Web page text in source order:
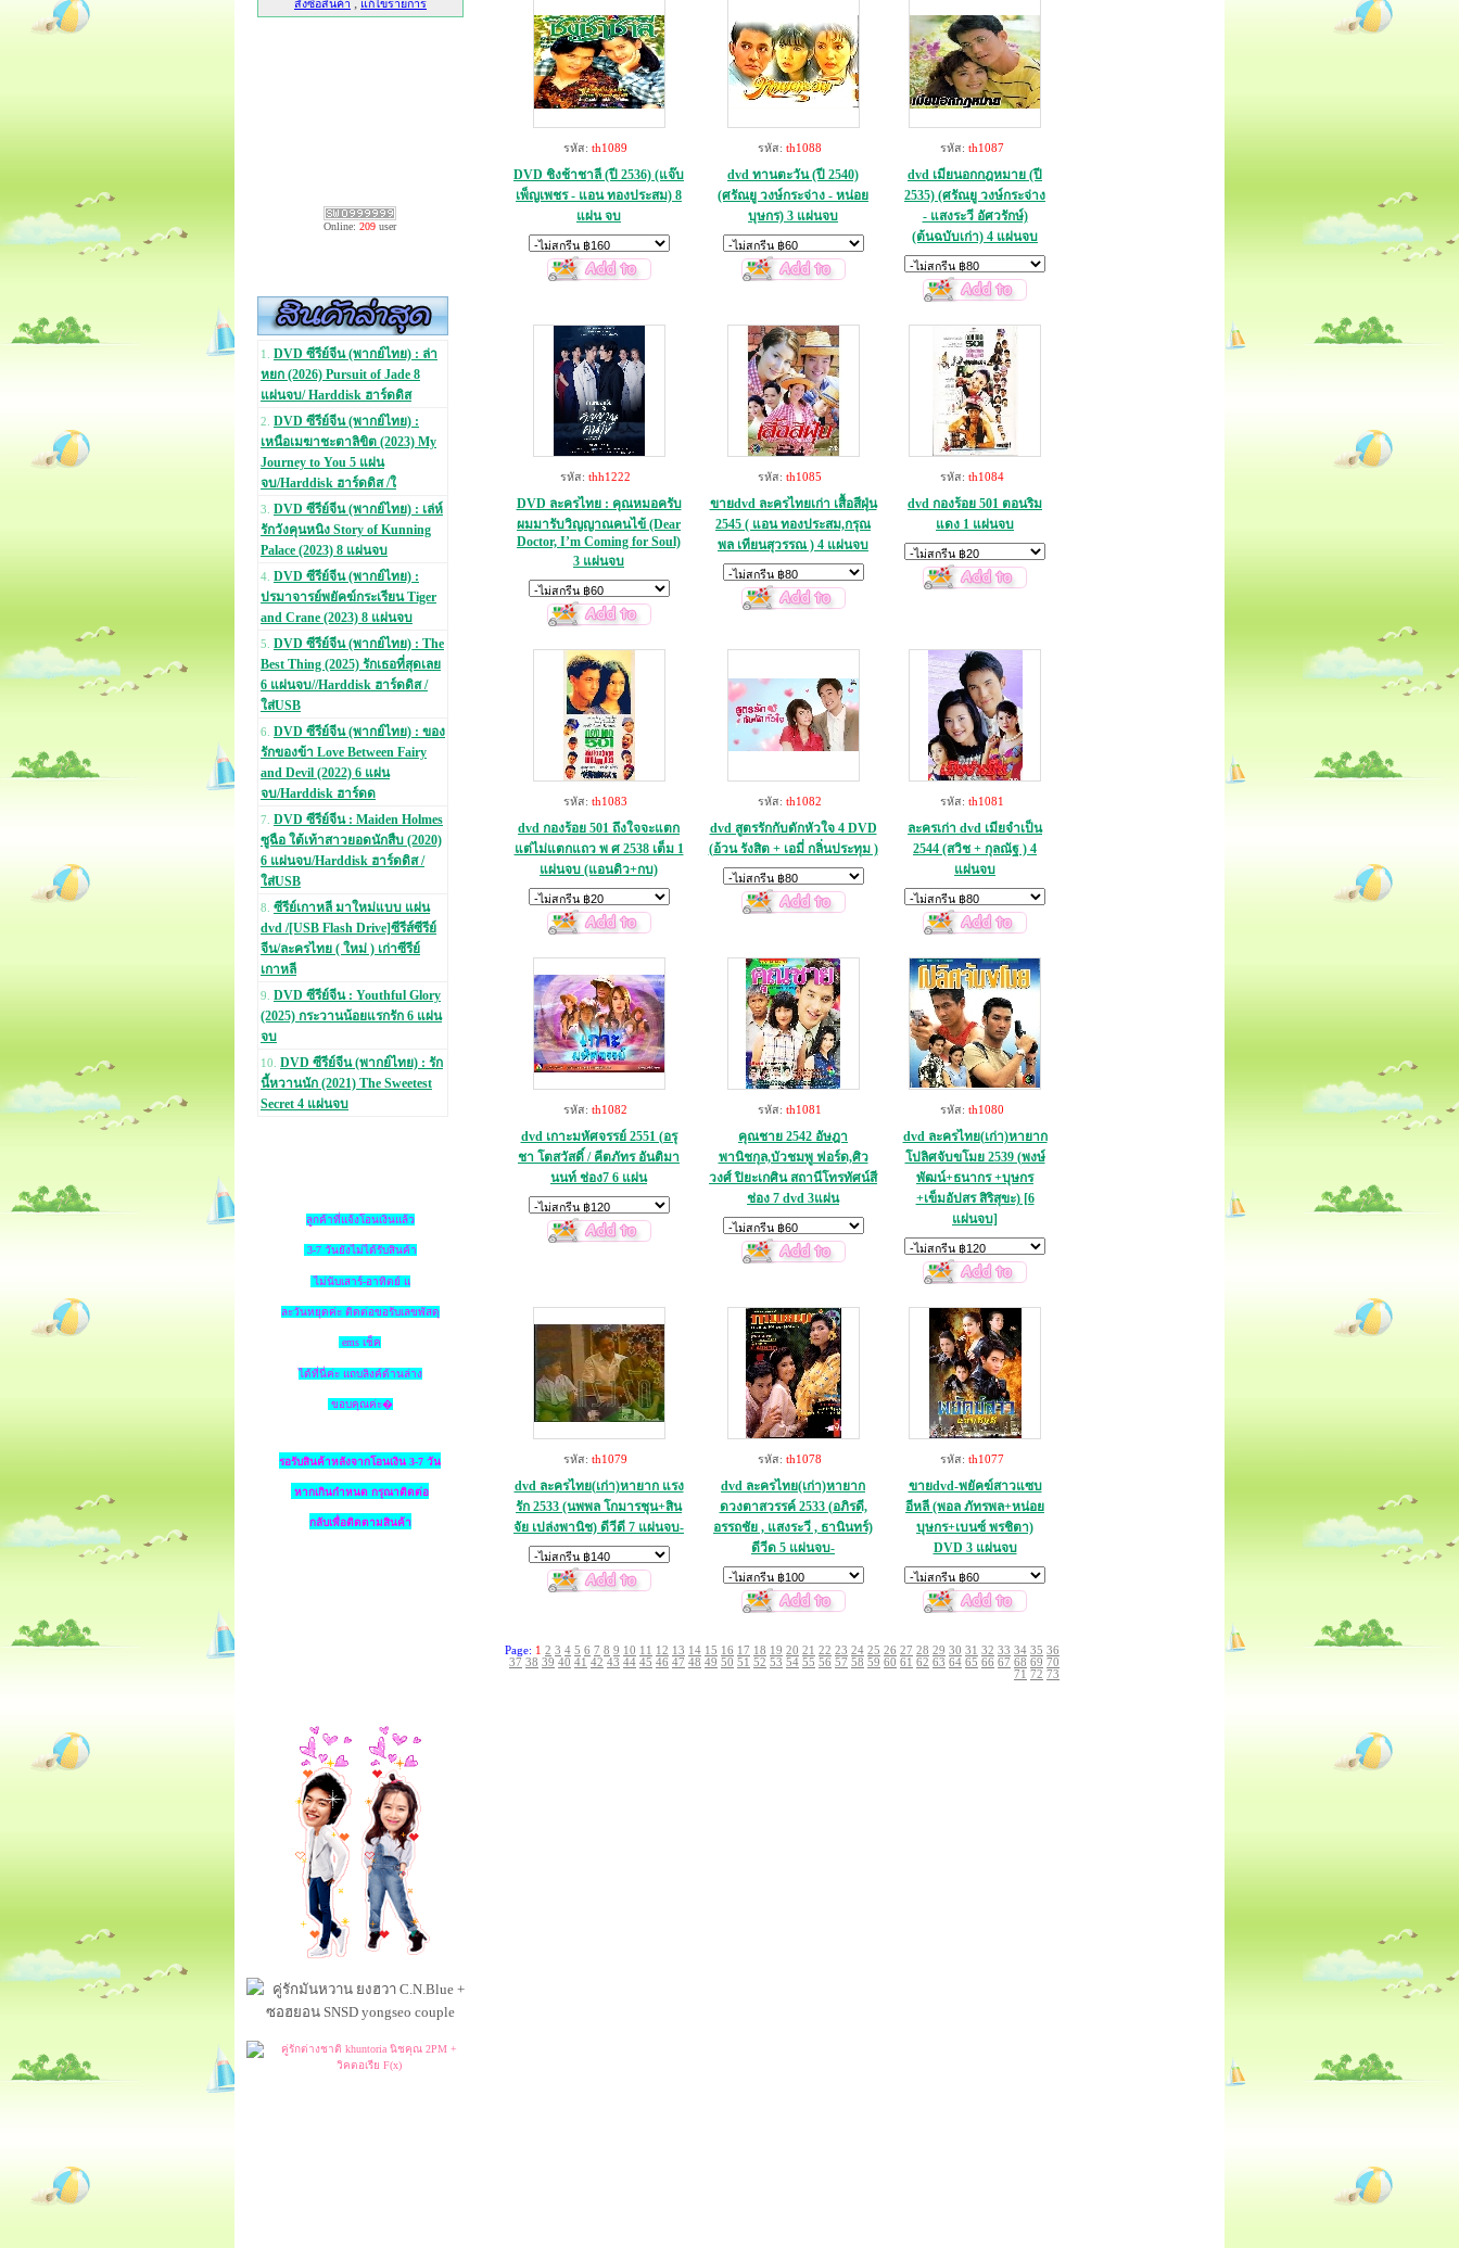
Online: 209 user
1. DVD ซีรีย์จีน (พากย์ไทย) : ล่า
หยก (2026) Pursuit of Jade 8
แผ่นจบ/ Harddisk ฮาร์ดดิส
2. DVD ซีรีย์จีน (พากย์ไทย) :
เหนือเมฆาชะตาลิขิต (2023) My
Journey to You 5 แผ่น
จบ/Harddisk ฮาร์ดดิส /ใ
3. DVD ซีรีย์จีน (พากย์ไทย) : เล่ห์
รักวังคุนหนิง Story of Kunning
Palace (2023) 8 แผ่นจบ
4. DVD ซีรีย์จีน (พากย์ไทย) :
ปรมาจารย์พยัคฆ์กระเรียน Tiger
and Crane (2023) 8 แผ่นจบ
5. DVD ซีรีย์จีน (พากย์ไทย) : The
Best Thing (2025) รักเธอที่สุดเลย
6 แผ่นจบ//Harddisk ฮาร์ดดิส /
ใส่USB
6. DVD ซีรีย์จีน (พากย์ไทย) : ของ
รักของข้า Love Between Fairy
and Devil (2022) 6 แผ่น
จบ/Harddisk ฮาร์ดด
7. DVD ซีรีย์จีน : Maiden Holmes
ซูฉือ ใต้เท้าสาวยอดนักสืบ (2020)
6 แผ่นจบ/Harddisk ฮาร์ดดิส /
ใส่USB
8. ซีรีย์เกาหลี มาใหม่แบบ แผ่น
dvd /[USB Flash Drive]ซีรีส์ซีรีย์
จีน/ละครไทย ( ใหม่ ) เก่าซีรีย์
เกาหลี
9. DVD ซีรีย์จีน : Youthful Glory
(2025) กระวานน้อยแรกรัก 6 แผ่น
จบ
10. DVD ซีรีย์จีน (พากย์ไทย) : รัก
นี้หวานนัก (2021) The Sweetest
Secret 4 แผ่นจบ
ลูกค้าที่แจ้งโอนเงินแล้ว
3-7 วันยังไม่ได้รับสินค้า
ไม่นับเสาร์-อาทิตย์ แ
ละวันหยุดค่ะ ติดต่อขอรับเลขพัสดุ
ems เช็ค
ได้ที่นี่ค่ะ แถบลิงค์ด้านล่าง
ขอบคุณค่ะ�
รอรับสินค้าหลังจากโอนเงิน 3-7 วัน
หากเกินกำหนด กรุณาติดต่อ
กลับเพื่อติดตามสินค้า
รหัส: th1089
DVD ชิงช้าชาลี (ปี 2536) (แจ๊บ
เพ็ญเพชร - แอน ทองประสม) 8
แผ่น จบ
รหัส: th1088
dvd ทานตะวัน (ปี 2540)
(ศรัณยู วงษ์กระจ่าง - หน่อย
บุษกร) 3 แผ่นจบ
รหัส: th1087
dvd เมียนอกกฎหมาย (ปี
2535) (ศรัณยู วงษ์กระจ่าง
- แสงระวี อัศวรักษ์)
(ต้นฉบับเก่า) 4 แผ่นจบ
รหัส: thh1222
DVD ละครไทย : คุณหมอครับ
ผมมารับวิญญาณคนไข้ (Dear
Doctor, I’m Coming for Soul)
3 แผ่นจบ
รหัส: th1085
ขายdvd ละครไทยเก่า เสื้อสีฝุ่น
2545 ( แอน ทองประสม,กรุณ
พล เทียนสุวรรณ ) 4 แผ่นจบ
รหัส: th1084
dvd กองร้อย 501 ตอนริม
แดง 1 แผ่นจบ
รหัส: th1083
dvd กองร้อย 501 ถึงใจจะแตก
แต่ไม่แตกแถว พ ศ 2538 เต็ม 1
แผ่นจบ (แอนดิว+กบ)
รหัส: th1082
dvd สูตรรักกับดักหัวใจ 4 DVD
(อ้วน รังสิต + เอมี่ กลิ่นประทุม )
รหัส: th1081
ละครเก่า dvd เมียจำเป็น
2544 (สวิช + กุลณัฐ ) 4
แผ่นจบ
รหัส: th1082
dvd เกาะมหัศจรรย์ 2551 (อรุ
ชา โตสวัสดิ์ / คีตภัทร อันติมา
นนท์ ช่อง7 6 แผ่น
รหัส: th1081
คุณชาย 2542 อัษฎา
พานิชกุล,บัวชมพู ฟอร์ด,ศิว
วงศ์ ปิยะเกศิน สถานีโทรทัศน์สี
ช่อง 7 dvd 3แผ่น
รหัส: th1080
dvd ละครไทย(เก่า)หายาก
โปลิศจับขโมย 2539 (พงษ์
พัฒน์+ธนากร +บุษกร
+เข็มอัปสร สิริสุขะ) [6
แผ่นจบ]
รหัส: th1079
dvd ละครไทย(เก่า)หายาก แรง
รัก 2533 (นพพล โกมารชุน+สิน
จัย เปล่งพานิช) ดีวีดี 7 แผ่นจบ-
รหัส: th1078
dvd ละครไทย(เก่า)หายาก
ดวงตาสวรรค์ 2533 (อภิรดี,
อรรถชัย , แสงระวี , ธานินทร์)
ดีวีด 5 แผ่นจบ-
รหัส: th1077
ขายdvd-พยัคฆ์สาวแซบ
อีหลี (พอล ภัทรพล+หน่อย
บุษกร+เบนซ์ พรชิตา)
DVD 3 แผ่นจบ
Page: 1 2 3 4 5 6 7 8 9 10 11 12 13 14 15 16 17 18 19 20 21 22 23 24 25 26 27 28 29 30 31 32 33 34 35 36
37 38 39 40 41 42 43 44 45 46 47 48 49 50 51 52 53 54 55 56 57 58 59 60 61 62 63 64 65 66 67 68 69 70
71 72 73